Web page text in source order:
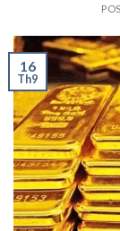
16
Th9